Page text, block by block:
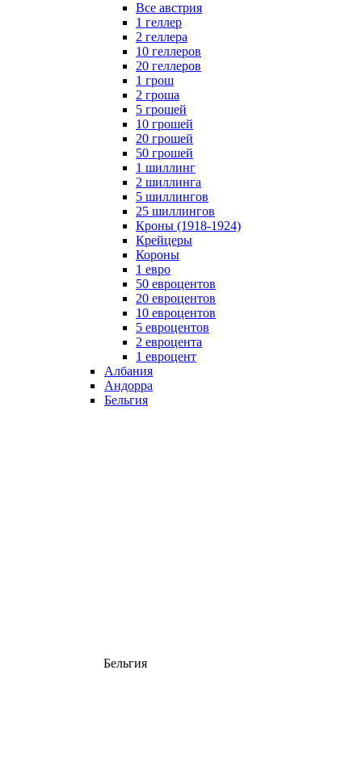
Все австрия
1 геллер
2 геллера
10 геллеров
20 геллеров
1 грош
2 гроша
5 грошей
10 грошей
20 грошей
50 грошей
1 шиллинг
2 шиллинга
5 шиллингов
25 шиллингов
Кроны (1918-1924)
Крейцеры
Короны
1 евро
50 евроцентов
20 евроцентов
10 евроцентов
5 евроцентов
2 евроцента
1 евроцент
Албания
Андорра
Бельгия
Бельгия